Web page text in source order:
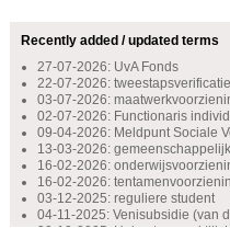
Recently added / updated terms
27-07-2026: UvA Fonds
22-07-2026: tweestapsverificatie
03-07-2026:
02-07-2026: Functionaris
09-04-2026: Meldpunt Sociale
13-03-2026:
16-02-2026:
16-02-2026:
03-12-2025: reguliere student
04-11-2025: Venisubsidie (van
30-10-2025: Huisartsenpraktijk